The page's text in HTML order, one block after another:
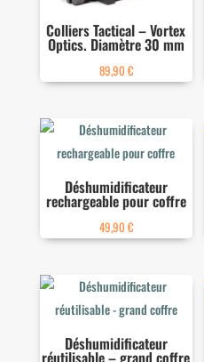
Colliers Tactical – Vortex
Optics. Diamètre 30 mm
89,90 €
Déshumidificateur
rechargeable pour coffre
49,90 €
Déshumidificateur